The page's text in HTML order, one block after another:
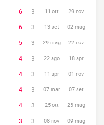
6 3 11 ott 29 nov
6 3 13 set 02 mag
5 3 29 mag 22 nov
4 3 22 ago 18 apr
4 3 11 apr 01 nov
4 3 07 mar 07 set
4 3 25 ott 23 mag
3 3 08 nov 09 mag